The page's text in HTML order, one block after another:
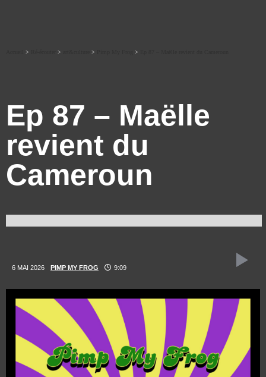
> > > >
Ep 87 – Maëlle
revient du
Cameroun
6 MAI 2026 PIMP MY FROG 9:09